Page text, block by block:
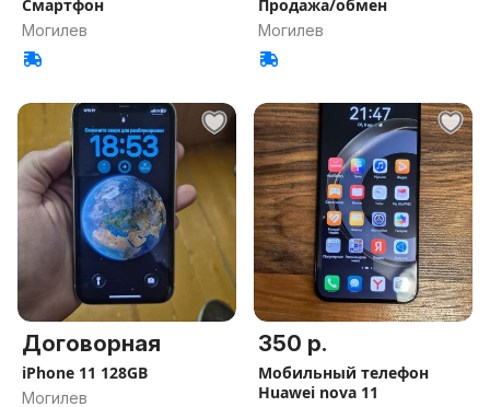
Смартфон
Могилев
Продажа/обмен
Могилев
Договорная
iPhone 11 128GB
Могилев
350 р.
Мобильный телефон
Huawei nova 11